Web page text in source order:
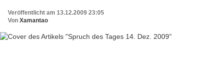
Veröffentlicht am 13.12.2009 23:05
Von Xamantao